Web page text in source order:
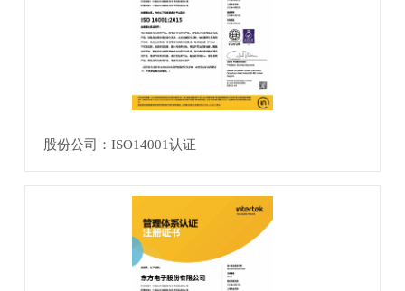
股份公司：ISO14001认证